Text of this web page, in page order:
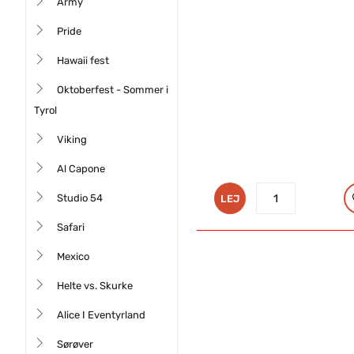
Pride
Hawaii fest
Oktoberfest - ‎Sommer i
Tyrol
Viking
Al Capone
Studio 54
Safari
Mexico
Helte vs. Skurke
Alice I Eventyrland
Sørøver
LEJ